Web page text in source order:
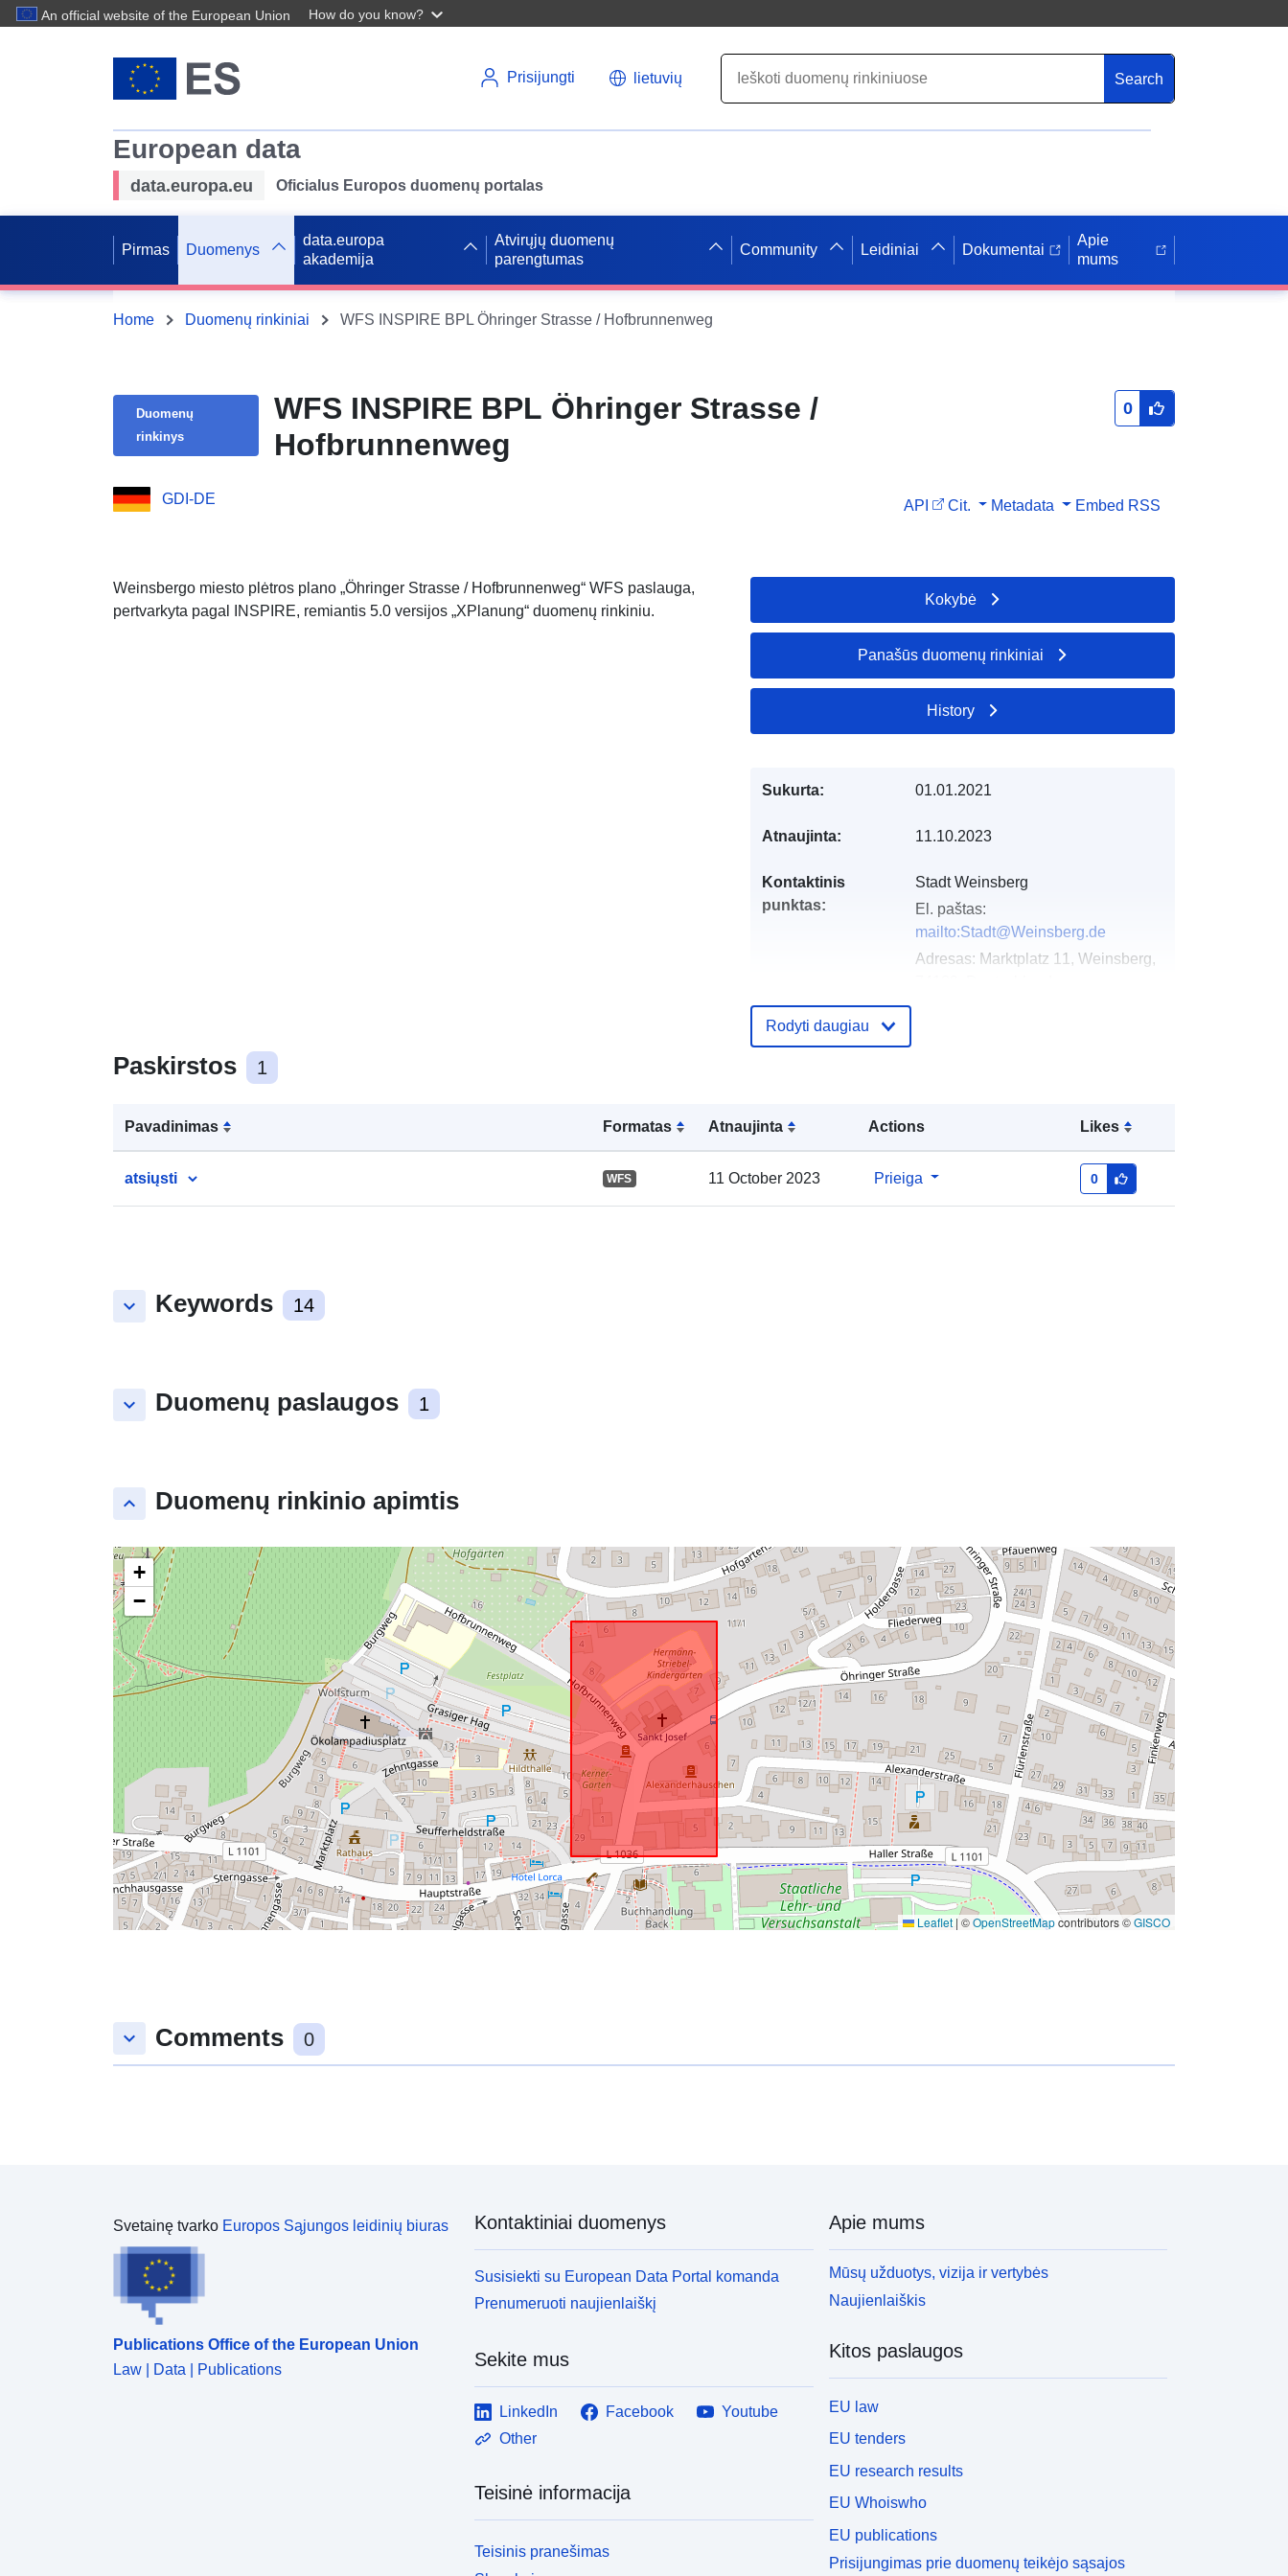
An official website of the European Union How do you know?
Prisijungti lietuvių Search
European data
data.europa.eu Oficialus Europos duomenų portalas
Pirmas Duomenys
data.europa
akademija
Atvirųjų duomenų
parengtumas
Community Leidiniai Dokumentai
Apie
mums
Home Duomenų rinkiniai WFS INSPIRE BPL Öhringer Strasse / Hofbrunnenweg
Duomenų
rinkinys
WFS INSPIRE BPL Öhringer Strasse /
Hofbrunnenweg
0
GDI-DE API Cit. Metadata Embed RSS
Weinsbergo miesto plėtros plano „Öhringer Strasse / Hofbrunnenweg“ WFS paslauga,
pertvarkyta pagal INSPIRE, remiantis 5.0 versijos „XPlanung“ duomenų rinkiniu.
Paskirstos 1
Pavadinimas Formatas Atnaujinta Actions Likes
atsiųsti WFS 11 October 2023 Prieiga 0
keyboard_arrow_down Keywords 14
keyboard_arrow_down Duomenų paslaugos 1
keyboard_arrow_up Duomenų rinkinio apimtis
+
−
Leaflet | ©OpenStreetMapcontributors ©GISCO
Kokybė
Panašūs duomenų rinkiniai
History
Sukurta: 01.01.2021
Atnaujinta: 11.10.2023
Kontaktinis
punktas:
Stadt Weinsberg
El. paštas:
mailto:Stadt@Weinsberg.de
Adresas: Marktplatz 11, Weinsberg,
04 August 2026
Erdviniai
duomenys:
Koordinatės:
49.1534432 ], [ 9.2898612,
Rodyti daugiau
keyboard_arrow_down Comments 0
Svetainę tvarko Europos Sąjungos leidinių biuras
Publications Office of the European Union
Law | Data | Publications
Kontaktiniai duomenys
Susisiekti su European Data Portal komanda
Prenumeruoti naujienlaiškį
Sekite mus
LinkedIn Facebook
Youtube
Other
Teisinė informacija
Teisinis pranešimas
Apie mums
Mūsų užduotys, vizija ir vertybės
Naujienlaiškis
Kitos paslaugos
EU law
EU tenders
EU research results
EU Whoiswho
EU publications
Prisijungimas prie duomenų teikėjo sąsajos